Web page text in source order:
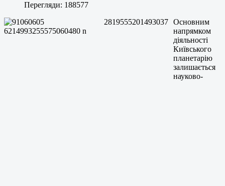
Перегляди: 188577
Основним
напрямком
діяльності
Київського
планетарію
залишається
науково-